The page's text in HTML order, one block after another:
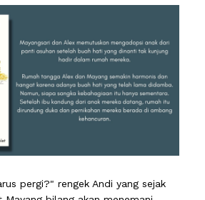
pergi?" rengek Andi yang sejak